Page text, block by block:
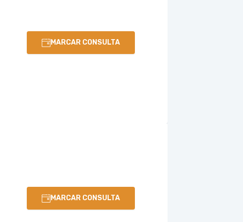
MARCAR CONSULTA
MARCAR CONSULTA